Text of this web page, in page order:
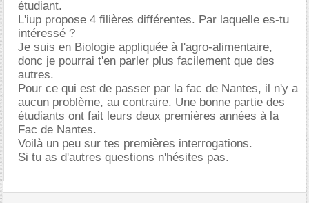
étudiant.
L'iup propose 4 filières différentes. Par laquelle es-tu
intéressé ?
Je suis en Biologie appliquée à l'agro-alimentaire,
donc je pourrai t'en parler plus facilement que des
autres.
Pour ce qui est de passer par la fac de Nantes, il n'y a
aucun problème, au contraire. Une bonne partie des
étudiants ont fait leurs deux premières années à la
Fac de Nantes.
Voilà un peu sur tes premières interrogations.
Si tu as d'autres questions n'hésites pas.